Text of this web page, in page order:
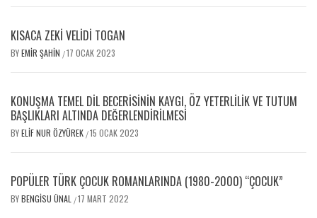
KISACA ZEKİ VELİDİ TOGAN
BYEMIR ŞAHIN /17 OCAK 2023
KONUŞMA TEMEL DIL BECERISININ KAYGI, ÖZ YETERLILIK VE TUTUM
BAŞLIKLARI ALTINDA DEĞERLENDIRILMESI
BYELIF NUR ÖZYÜREK /15 OCAK 2023
POPÜLER TÜRK ÇOCUK ROMANLARINDA (1980-2000) “ÇOCUK”
BYBENGISU ÜNAL /17 MART 2022